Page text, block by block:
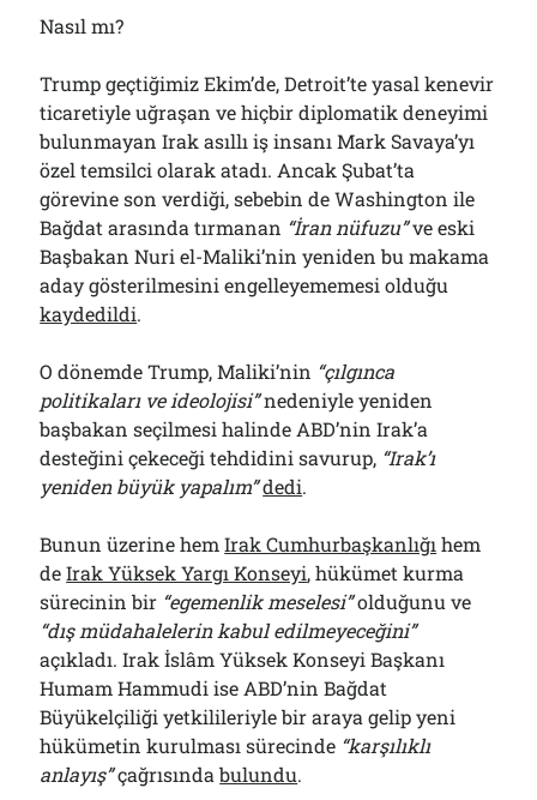
Nasıl mı?
Trump geçtiğimiz Ekim’de, Detroit’te yasal kenevir
ticaretiyle uğraşan ve hiçbir diplomatik deneyimi
bulunmayan Irak asıllı iş insanı Mark Savaya’yı
özel temsilci olarak atadı. Ancak Şubat’ta
görevine son verdiği, sebebin de Washington ile
Bağdat arasında tırmanan “İran nüfuzu”ve eski
Başbakan Nuri el-Maliki’nin yeniden bu makama
aday gösterilmesini engelleyememesi olduğu
kaydedildi.
O dönemde Trump, Maliki’nin “çılgınca
politikaları ve ideolojisi”nedeniyle yeniden
başbakan seçilmesi halinde ABD’nin Irak’a
desteğini çekeceği tehdidini savurup, “Irak’ı
yeniden büyük yapalım”dedi.
Bunun üzerine hemIrak Cumhurbaşkanlığı hem
deIrak Yüksek Yargı Konseyi, hükümet kurma
sürecinin bir “egemenlik meselesi”olduğunu ve
“dış müdahalelerin kabul edilmeyeceğini”
açıkladı. Irak İslâm Yüksek Konseyi Başkanı
Humam Hammudi ise ABD’nin Bağdat
Büyükelçiliği yetkilileriyle bir araya gelip yeni
hükümetin kurulması sürecinde “karşılıklı
anlayış”çağrısındabulundu.